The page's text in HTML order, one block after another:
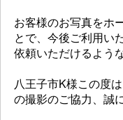
お客様のお写真をホ
とで、今後ご利用い
依頼いただけるよう
八王子市K様この度
の撮影のご協力、誠